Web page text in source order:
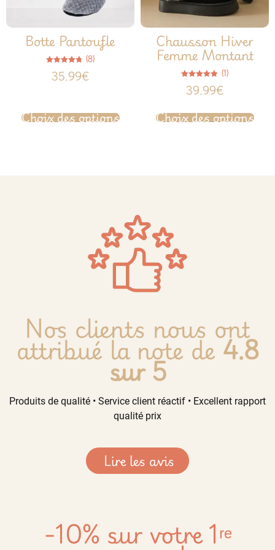
Botte Pantoufle
4.75
sur 5
(8)
35.99€
Choix des options
Chausson Hiver
Femme Montant
5.00
sur 5
(1)
39.99€
Choix des options
Nos clients nous ont
attribué la note de4.8
sur 5
Produits de qualité • Service client réactif • Excellent rapport
qualité prix
Lire les avis
-10% sur votre 1ʳᵉ